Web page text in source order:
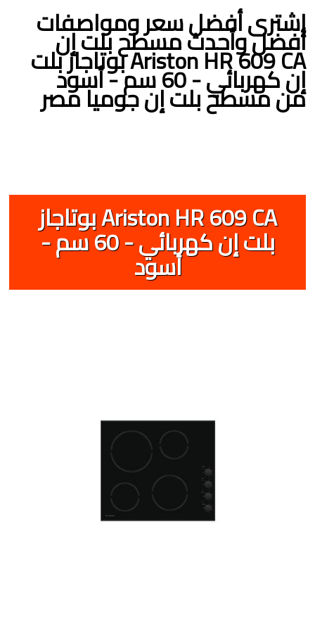
إشترى أفضل سعر ومواصفات
أفضل وأحدث مسطح بلت إن
Ariston HR 609 CA بوتاجاز بلت إن كهربائي - 60 سم - أسود
من مسطح بلت إن جوميا مصر
Ariston HR 609 CA بوتاجاز
بلت إن كهربائي - 60 سم -
أسود